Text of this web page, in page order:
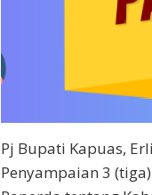
Pj Bupati Kapuas,
Penyampaian 3